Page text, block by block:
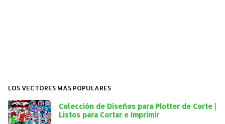
LOS VECTORES MAS POPULARES
Colección de Diseños para Plotter de Corte |
Listos para Cortar e Imprimir